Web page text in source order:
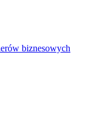
biznesowych